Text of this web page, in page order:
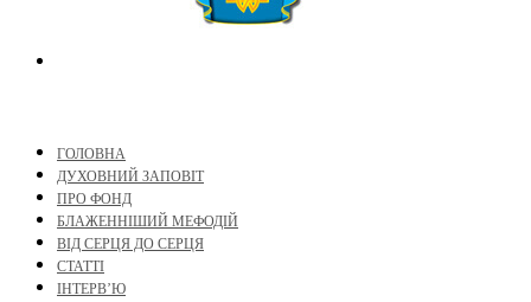
ГОЛОВНА
ДУХОВНИЙ ЗАПОВІТ
ПРО ФОНД
БЛАЖЕННІШИЙ МЕФОДІЙ
ВІД СЕРЦЯ ДО СЕРЦЯ
СТАТТІ
ІНТЕРВ’Ю